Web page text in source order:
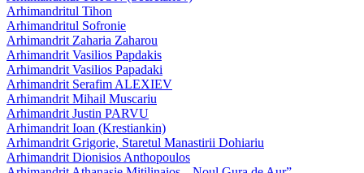
Arhimandritul Tihon
Arhimandritul Sofronie
Arhimandrit Zaharia Zaharou
Arhimandrit Vasilios Papdakis
Arhimandrit Vasilios Papadaki
Arhimandrit Serafim ALEXIEV
Arhimandrit Mihail Muscariu
Arhimandrit Justin PARVU
Arhimandrit Ioan (Krestiankin)
Arhimandrit Grigorie, Staretul Manastirii Dohiariu
Arhimandrit Dionisios Anthopoulos